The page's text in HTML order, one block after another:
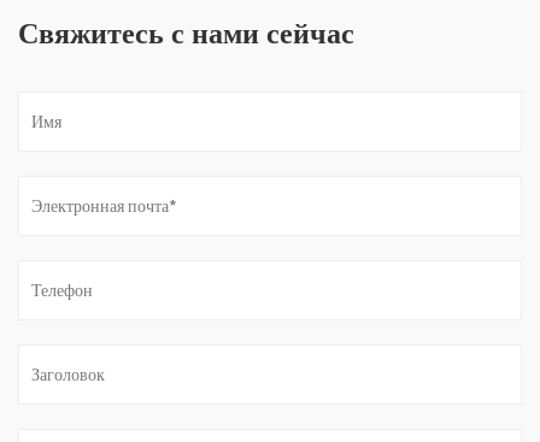
Свяжитесь с нами сейчас